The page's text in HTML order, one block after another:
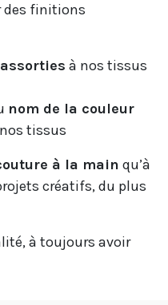
des finitions
à nos tissus
nom de la couleur
tissus
à la main qu’à
créatifs, du plus
à toujours avoir